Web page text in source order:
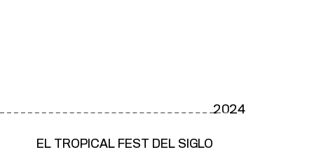
EL TROPICAL FEST DEL SIGLO
2024